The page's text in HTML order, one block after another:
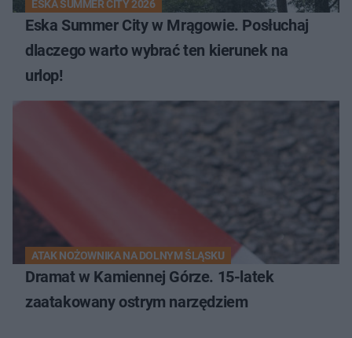
ESKA SUMMER CITY 2026
Eska Summer City w Mrągowie. Posłuchaj
dlaczego warto wybrać ten kierunek na
urlop!
ATAK NOŻOWNIKA NA DOLNYM ŚLĄSKU
Dramat w Kamiennej Górze. 15-latek
zaatakowany ostrym narzędziem